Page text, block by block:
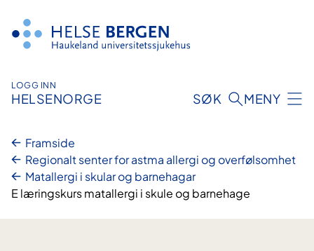
innhald
LOGG INN
HELSENORGE SØK MENY
Framside
Regionalt senter for astma allergi og overfølsomhet
Matallergi i skular og barnehagar
E læringskurs matallergi i skule og barnehage